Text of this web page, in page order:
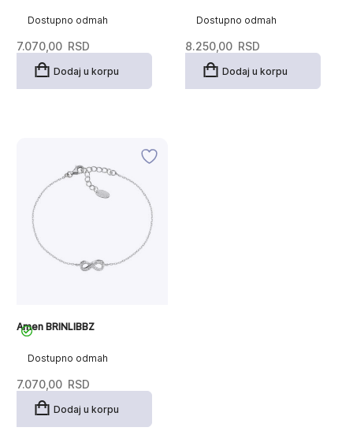
Dostupno odmah
7.070,00 RSD
Dodaj u korpu
Dostupno odmah
8.250,00 RSD
Dodaj u korpu
Dostupno odmah
Amen BRINLIBBZ
7.070,00 RSD
Dodaj u korpu